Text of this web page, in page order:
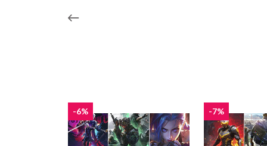
-6% -7%